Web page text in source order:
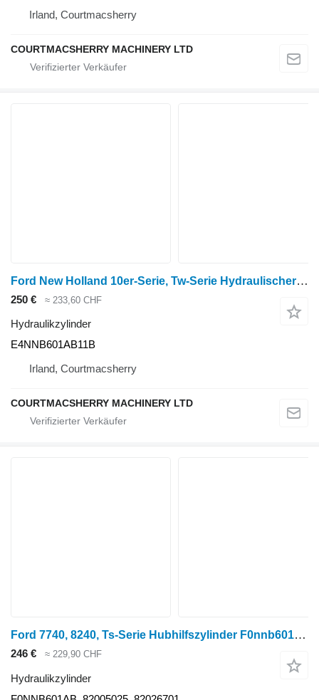
Irland, Courtmacsherry
COURTMACSHERRY MACHINERY LTD
Ford New Holland 10er-Serie, Tw-Serie Hydraulischer Hubzylinder E4nnb E4NNB601AB11B Hydraulikzylinder für Radtraktor
250 € ≈ 233,60 CHF
Hydraulikzylinder
E4NNB601AB11B
Irland, Courtmacsherry
COURTMACSHERRY MACHINERY LTD
Ford 7740, 8240, Ts-Serie Hubhilfszylinder F0nnb601ab, 8202670 F0NNB601AB Hydraulikzylinder für Ford 7740, 8240 Radtraktor
246 € ≈ 229,90 CHF
Hydraulikzylinder